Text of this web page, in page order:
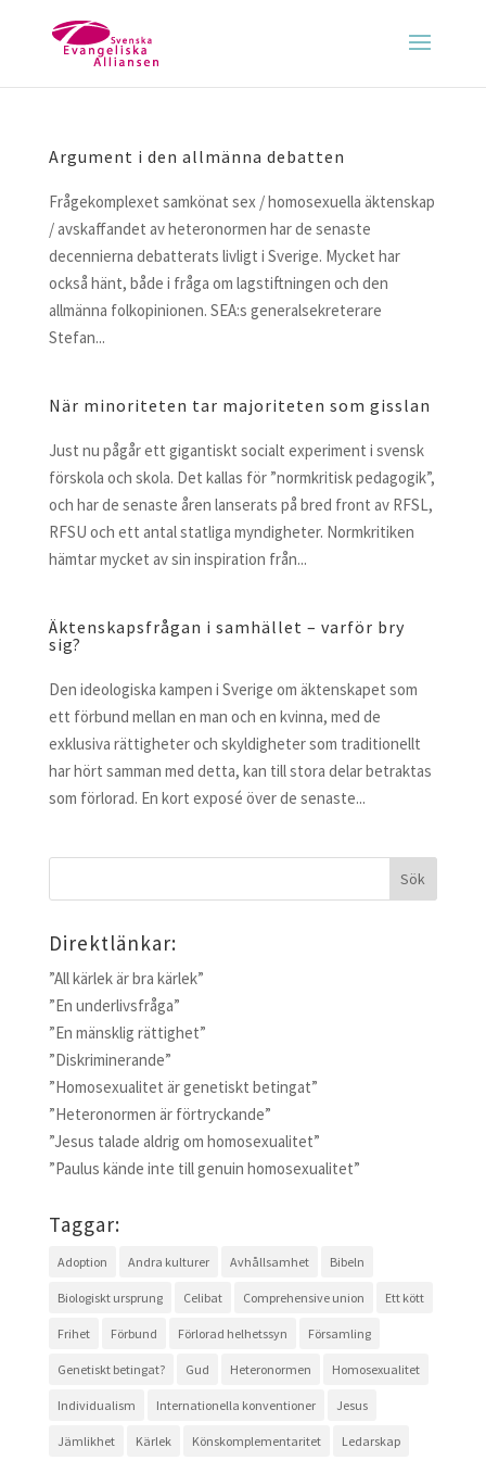
Argument i den allmänna debatten
Frågekomplexet samkönat sex / homosexuella äktenskap
/ avskaffandet av heteronormen har de senaste
decennierna debatterats livligt i Sverige. Mycket har
också hänt, både i fråga om lagstiftningen och den
allmänna folkopinionen. SEA:s generalsekreterare
Stefan...
När minoriteten tar majoriteten som gisslan
Just nu pågår ett gigantiskt socialt experiment i svensk
förskola och skola. Det kallas för ”normkritisk pedagogik”,
och har de senaste åren lanserats på bred front av RFSL,
RFSU och ett antal statliga myndigheter. Normkritiken
hämtar mycket av sin inspiration från...
Äktenskapsfrågan i samhället – varför bry
sig?
Den ideologiska kampen i Sverige om äktenskapet som
ett förbund mellan en man och en kvinna, med de
exklusiva rättigheter och skyldigheter som traditionellt
har hört samman med detta, kan till stora delar betraktas
som förlorad. En kort exposé över de senaste...
Direktlänkar:
”All kärlek är bra kärlek”
”En underlivsfråga”
”En mänsklig rättighet”
”Diskriminerande”
”Homosexualitet är genetiskt betingat”
”Heteronormen är förtryckande”
”Jesus talade aldrig om homosexualitet”
”Paulus kände inte till genuin homosexualitet”
Taggar:
Adoption Andra kulturer Avhållsamhet Bibeln
Biologiskt ursprung Celibat Comprehensive union Ett kött
Frihet Förbund Förlorad helhetssyn Församling
Genetiskt betingat? Gud Heteronormen Homosexualitet
Individualism Internationella konventioner Jesus
Jämlikhet Kärlek Könskomplementaritet Ledarskap